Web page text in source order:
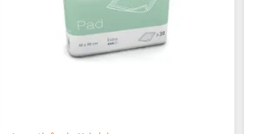
ADICIONAR